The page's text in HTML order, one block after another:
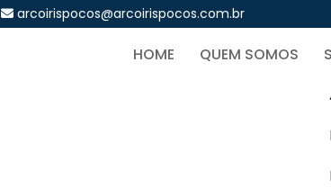
arcoirispocos@arcoirispocos.com.br
HOME QUEM SOMOS
- Curitiba